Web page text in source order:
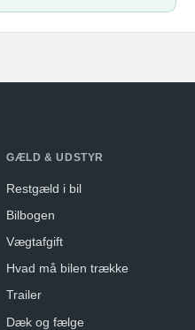
GÆLD & UDSTYR
Restgæld i bil
Bilbogen
Vægtafgift
Hvad må bilen trække
Trailer
Dæk og fælge